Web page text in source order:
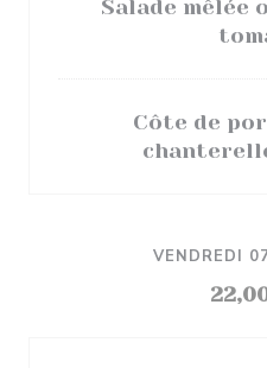
Salade mêlée
Côte de
VENDREDI